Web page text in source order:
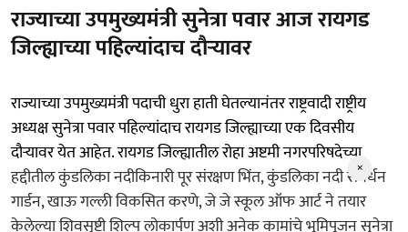
राज्याच्या उपमुख्यमंत्री सुनेत्रा पवार आज रायगड
जिल्ह्याच्या पहिल्यांदाच दौऱ्यावर
राज्याच्या उपमुख्यमंत्री पदाची धुरा हाती घेतल्यानंतर राष्ट्रवादी राष्ट्रीय
अध्यक्ष सुनेत्रा पवार पहिल्यांदाच रायगड जिल्ह्याच्या एक दिवसीय
दौऱ्यावर येत आहेत. रायगड जिल्ह्यातील रोहा अष्टमी नगरपरिषदेच्या
हद्दीतील कुंडलिका नदीकिनारी पूर संरक्षण भिंत, कुंडलिका नदी संवर्धन
गार्डन, खाऊ गल्ली विकसित करणे, जे जे स्कूल ऑफ आर्ट ने तयार
केलेल्या शिवसृष्टी शिल्प लोकार्पण अशी अनेक कामांचे भूमिपूजन सुनेत्रा
×